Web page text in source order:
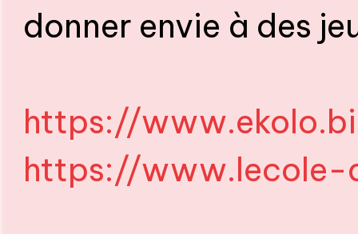
donner envie à des
https://
https://www.lecole-